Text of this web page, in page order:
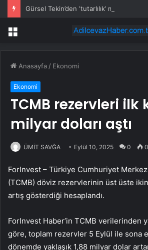
Menü
Anasayfa / Ekonomi
Ekonomi
TCMB rezervleri ilk
milyar doları aştı
ÜMİT SAVĞA Eylül 10, 2025 0 0
ForInvest – Türkiye Cumhuriyet Merkez
(TCMB) döviz rezervlerinin üst üste
artış gösterdiği hesaplandı.
ForInvest Haber’in TCMB verilerinden
göre, toplam rezervler 5 Eylül ile sona
dönemde yaklaşık 1,88 milyar dolar